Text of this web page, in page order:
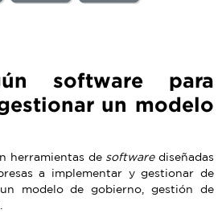
software para
un modelo
herramientas de softwarediseñadas
a implementar y gestionar de
modelo de gobierno, gestión de